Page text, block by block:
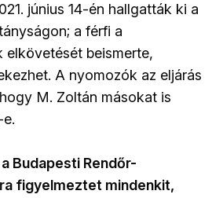
június 14-én hallgatták ki a
a férfi a
elkövetését beismerte,
A nyomozók az eljárás
M. Zoltán másokat is
Budapesti Rendőr-
figyelmeztet mindenkit,